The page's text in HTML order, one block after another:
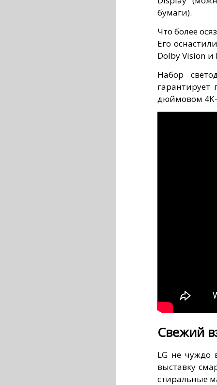
бумаги).
Что более
Его
Dolby Vision и
Набор
гарантирует
дюймовом
Свежий
LG не чуждо
выставку
стиральные